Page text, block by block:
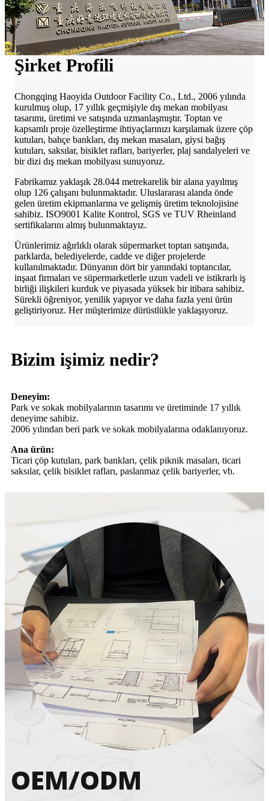
Şirket Profili
Chongqing Haoyida Outdoor Facility Co., Ltd., 2006 yılında
kurulmuş olup, 17 yıllık geçmişiyle dış mekan mobilyası
tasarımı, üretimi ve satışında uzmanlaşmıştır. Toptan ve
kapsamlı proje özelleştirme ihtiyaçlarınızı karşılamak üzere çöp
kutuları, bahçe bankları, dış mekan masaları, giysi bağış
kutuları, saksılar, bisiklet rafları, bariyerler, plaj sandalyeleri ve
bir dizi dış mekan mobilyası sunuyoruz.
Fabrikamız yaklaşık 28.044 metrekarelik bir alana yayılmış
olup 126 çalışanı bulunmaktadır. Uluslararası alanda önde
gelen üretim ekipmanlarına ve gelişmiş üretim teknolojisine
sahibiz. ISO9001 Kalite Kontrol, SGS ve TUV Rheinland
sertifikalarını almış bulunmaktayız.
Ürünlerimiz ağırlıklı olarak süpermarket toptan satışında,
parklarda, belediyelerde, cadde ve diğer projelerde
kullanılmaktadır. Dünyanın dört bir yanındaki toptancılar,
inşaat firmaları ve süpermarketlerle uzun vadeli ve istikrarlı iş
birliği ilişkileri kurduk ve piyasada yüksek bir itibara sahibiz.
Sürekli öğreniyor, yenilik yapıyor ve daha fazla yeni ürün
geliştiriyoruz. Her müşterimize dürüstlükle yaklaşıyoruz.
Bizim işimiz nedir?
Deneyim:
Park ve sokak mobilyalarının tasarımı ve üretiminde 17 yıllık
deneyime sahibiz.
2006 yılından beri park ve sokak mobilyalarına odaklanıyoruz.
Ana ürün:
Ticari çöp kutuları, park bankları, çelik piknik masaları, ticari
saksılar, çelik bisiklet rafları, paslanmaz çelik bariyerler, vb.
OEM/ODM